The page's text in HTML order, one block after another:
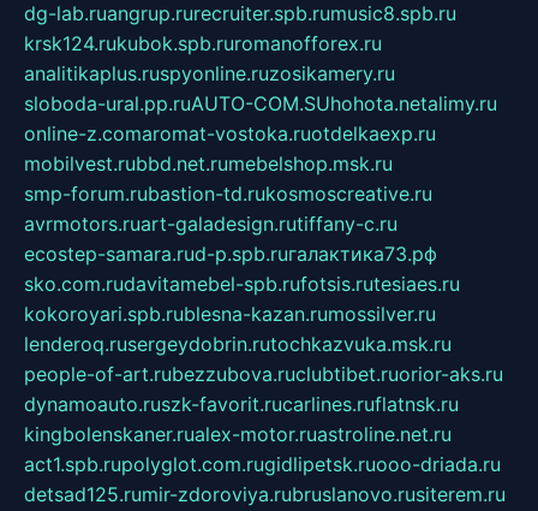
dg-lab.ruangrup.rurecruiter.spb.rumusic8.spb.ru
krsk124.rukubok.spb.ruromanofforex.ru
analitikaplus.ruspyonline.ruzosikamery.ru
sloboda-ural.pp.ruAUTO-COM.SUhohota.netalimy.ru
online-z.comaromat-vostoka.ruotdelkaexp.ru
mobilvest.rubbd.net.rumebelshop.msk.ru
smp-forum.rubastion-td.rukosmoscreative.ru
avrmotors.ruart-galadesign.rutiffany-c.ru
ecostep-samara.rud-p.spb.ruгалактика73.рф
sko.com.rudavitamebel-spb.rufotsis.rutesiaes.ru
kokoroyari.spb.rublesna-kazan.rumossilver.ru
lenderoq.rusergeydobrin.rutochkazvuka.msk.ru
people-of-art.rubezzubova.ruclubtibet.ruorior-aks.ru
dynamoauto.ruszk-favorit.rucarlines.ruflatnsk.ru
kingbolenskaner.rualex-motor.ruastroline.net.ru
act1.spb.rupolyglot.com.rugidlipetsk.ruooo-driada.ru
detsad125.rumir-zdoroviya.rubruslanovo.rusiterem.ru